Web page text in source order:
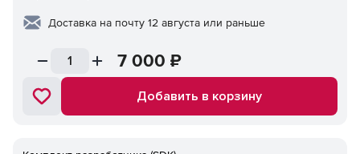
Доставка на почту 12 августа или раньше
7 000 ₽
Добавить в корзину